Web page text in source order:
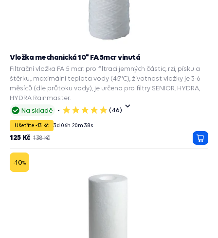
Na skladě
5
(46)
Vložka mechanická 10" FA 5mcr vinutá
Filtrační vložka FA 5 mcr: pro filtraci jemných částic, rzi, písku a
štěrku., maximální teplota vody (45°C), životnost vložky je 3-6
měsíců (dle průtoku vody), je určena pro filtry SENIOR, HYDRA,
HYDRA Rainmaster.
Ušetříte -13 Kč 3d 06h 20m 37s
138 Kč
125 Kč
do
-10%